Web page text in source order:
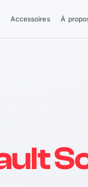
Accessoires À